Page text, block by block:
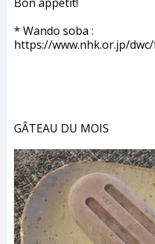
* Wando soba :
https://www.nhk.or.jp/
GÂTEAU DU MOIS